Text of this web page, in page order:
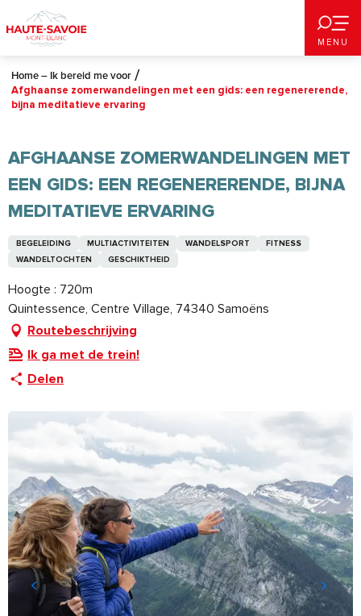
au
contenu
principal
MENU
Home – Ik bereid me voor
Afghaanse zomerwandelingen met een gids: een regenererende,
bijna meditatieve ervaring
AFGHAANSE ZOMERWANDELINGEN MET
EEN GIDS: EEN REGENERERENDE, BIJNA
MEDITATIEVE ERVARING
BEGELEIDING MULTIACTIVITEITEN WANDELSPORT
FITNESS
WANDELTOCHTEN
GESCHIKTHEID
Hoogte : 720m
Quintessence, Centre Village, 74340 Samoëns
Routebeschrijving
Ik ga met de trein!
Delen